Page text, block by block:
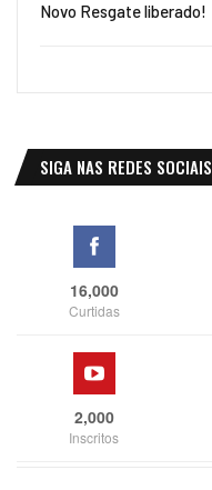
Novo Resgate liberado!
SIGA NAS REDES SOCIAIS
16,000
Curtidas
2,000
Inscritos